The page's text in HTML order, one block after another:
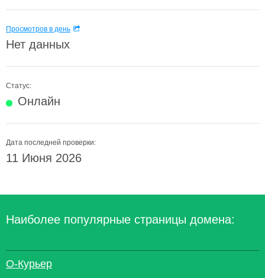
Просмотров в день
Нет данных
Статус:
Онлайн
Дата последней проверки:
11 Июня 2026
Наиболее популярные страницы домена:
О-Курьер